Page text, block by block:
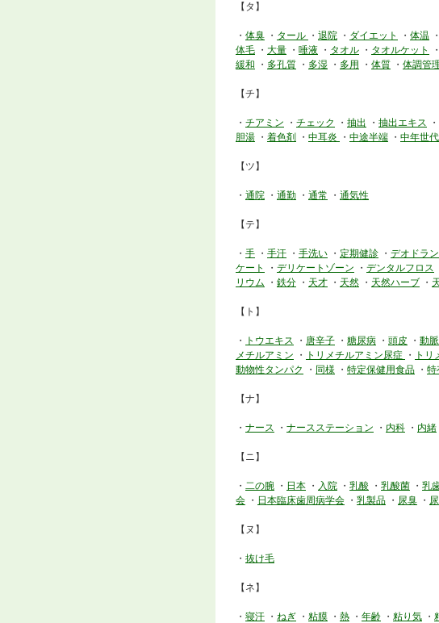
【タ】
・ 体臭 ・ タール ・ 退院 ・ ダイエット ・ 体温 ・
体毛 ・ 大量 ・ 唾液 ・ タオル ・ タオルケット ・
緩和 ・ 多孔質 ・ 多湿 ・ 多用 ・ 体質 ・ 体調管
【チ】
・ チアミン ・ チェック ・ 抽出 ・ 抽出エキス ・
胆湯 ・ 着色剤 ・ 中耳炎 ・ 中途半端 ・ 中年世代
【ツ】
・ 通院 ・ 通勤 ・ 通常 ・ 通気性
【テ】
・ 手 ・ 手汗 ・ 手洗い ・ 定期健診 ・ デオドラン
ケート
・ デリケートゾーン ・ デンタルフロス
リウム ・ 鉄分 ・ 天才 ・ 天然 ・ 天然ハーブ ・
【ト】
・ トウエキス ・ 唐辛子 ・ 糖尿病 ・ 頭皮 ・ 動脈
メチルアミン ・ トリメチルアミン尿症 ・ トリ
動物性タンパク
・ 同様 ・ 特定保健用食品 ・ 特
【ナ】
・ ナース ・ ナースステーション ・ 内科 ・ 内緒
【ニ】
・ 二の腕 ・ 日本 ・ 入院 ・ 乳酸 ・ 乳酸菌 ・ 乳
会 ・ 日本臨床歯周病学会 ・ 乳製品 ・ 尿臭 ・
【ヌ】
・ 抜け毛
【ネ】
・ 寝汗 ・ ねぎ ・ 粘膜 ・ 熱 ・ 年齢 ・ 粘り気 ・